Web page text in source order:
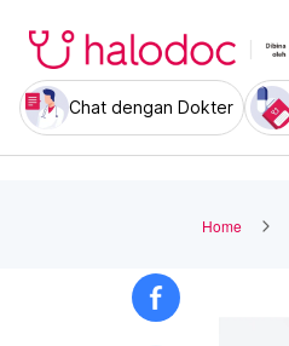
Chat dengan Dokter
Home